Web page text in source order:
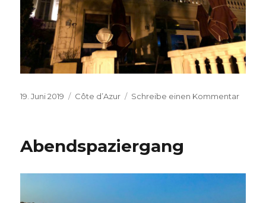
Veröffentlicht
19. Juni 2019 Kategorien
Côte d’Azur Schreibe einen Kommentarzu
Abendspaziergang